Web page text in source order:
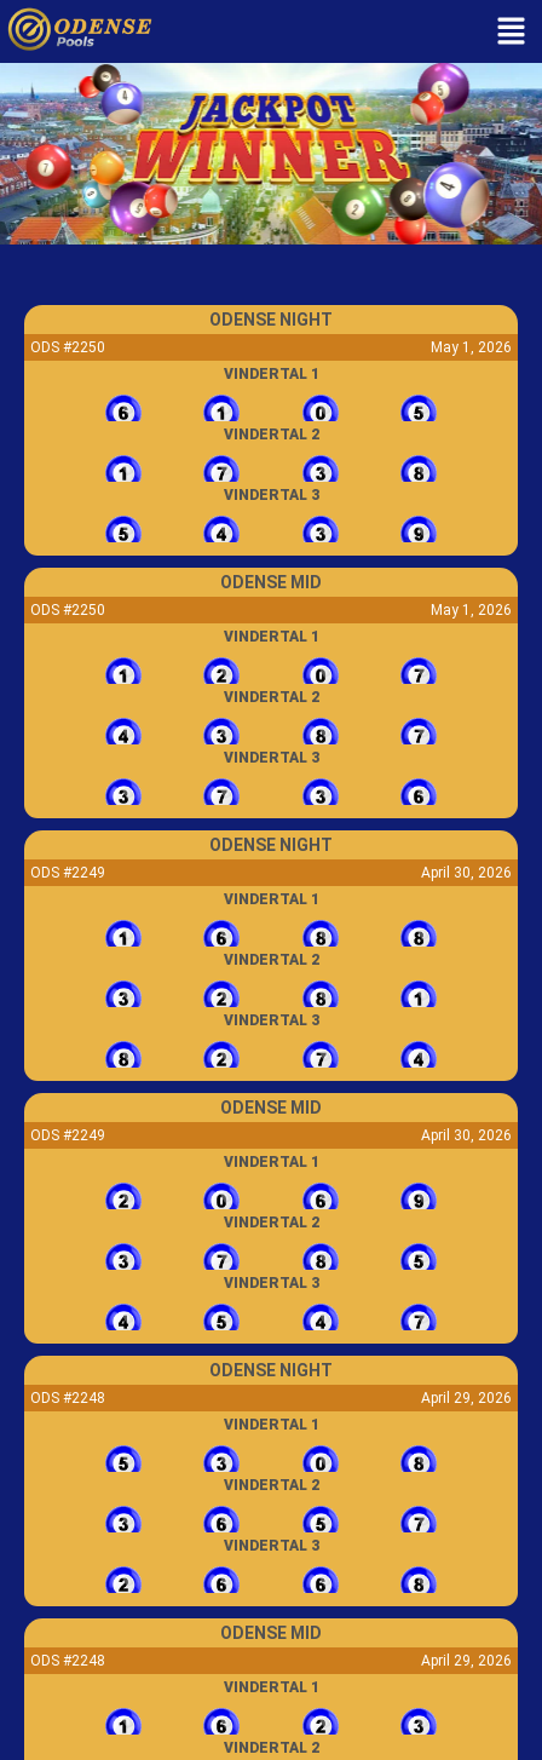
ODENSE NIGHT
ODS #2250
May 1, 2026
VINDERTAL 1
VINDERTAL 2
VINDERTAL 3
ODENSE MID
ODS #2250
May 1, 2026
VINDERTAL 1
VINDERTAL 2
VINDERTAL 3
ODENSE NIGHT
ODS #2249
April 30, 2026
VINDERTAL 1
VINDERTAL 2
VINDERTAL 3
ODENSE MID
ODS #2249
April 30, 2026
VINDERTAL 1
VINDERTAL 2
VINDERTAL 3
ODENSE NIGHT
ODS #2248
April 29, 2026
VINDERTAL 1
VINDERTAL 2
VINDERTAL 3
ODENSE MID
ODS #2248
April 29, 2026
VINDERTAL 1
VINDERTAL 2